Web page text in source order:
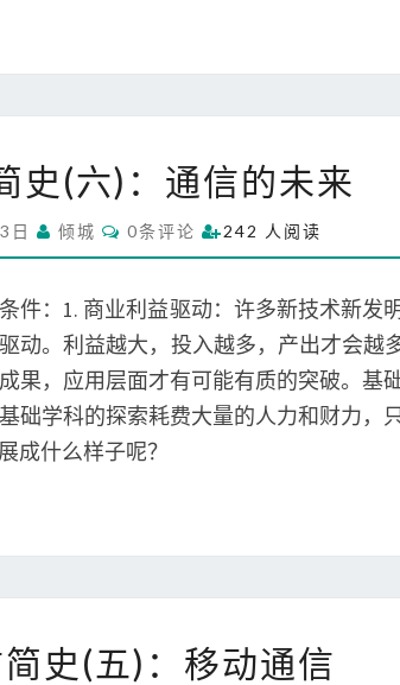
生
玩
类
信
史
(
六
)
：
通
史(六)：通信的未来
3日 倾城
C
O
M
E
N
T
S
0条评论 242 人阅读
件：1. 商业利益驱动：许多新技术新发
动。利益越大，投入越多，产出才会越
果，应用层面才有可能有质的突破。基
础学科的探索耗费大量的人力和财力，
成什么样子呢？
类
史(五)：移动通信